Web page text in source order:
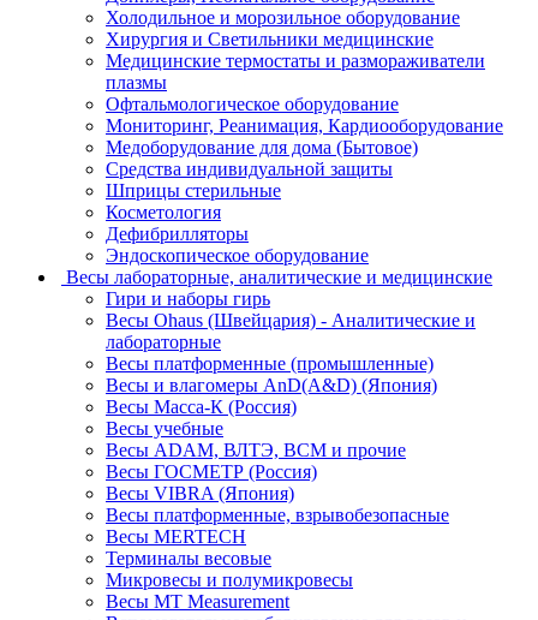
Холодильное и морозильное оборудование
Хирургия и Светильники медицинские
Медицинские термостаты и размораживатели
плазмы
Офтальмологическое оборудование
Мониторинг, Реанимация, Кардиооборудование
Медоборудование для дома (Бытовое)
Средства индивидуальной защиты
Шприцы стерильные
Косметология
Дефибрилляторы
Эндоскопическое оборудование
Весы лабораторные, аналитические и медицинские
Гири и наборы гирь
Весы Ohaus (Швейцария) - Аналитические и
лабораторные
Весы платформенные (промышленные)
Весы и влагомеры AnD(A&D) (Япония)
Весы Масса-К (Россия)
Весы учебные
Весы ADAM, ВЛТЭ, BCM и прочие
Весы ГОСМЕТР (Россия)
Весы VIBRA (Япония)
Весы платформенные, взрывобезопасные
Весы MERTECH
Терминалы весовые
Микровесы и полумикровесы
Весы MT Measurement